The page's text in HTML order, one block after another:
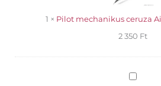
fekete
1 × Pilot mechanikus ceruza
2 350 Ft
Tombow